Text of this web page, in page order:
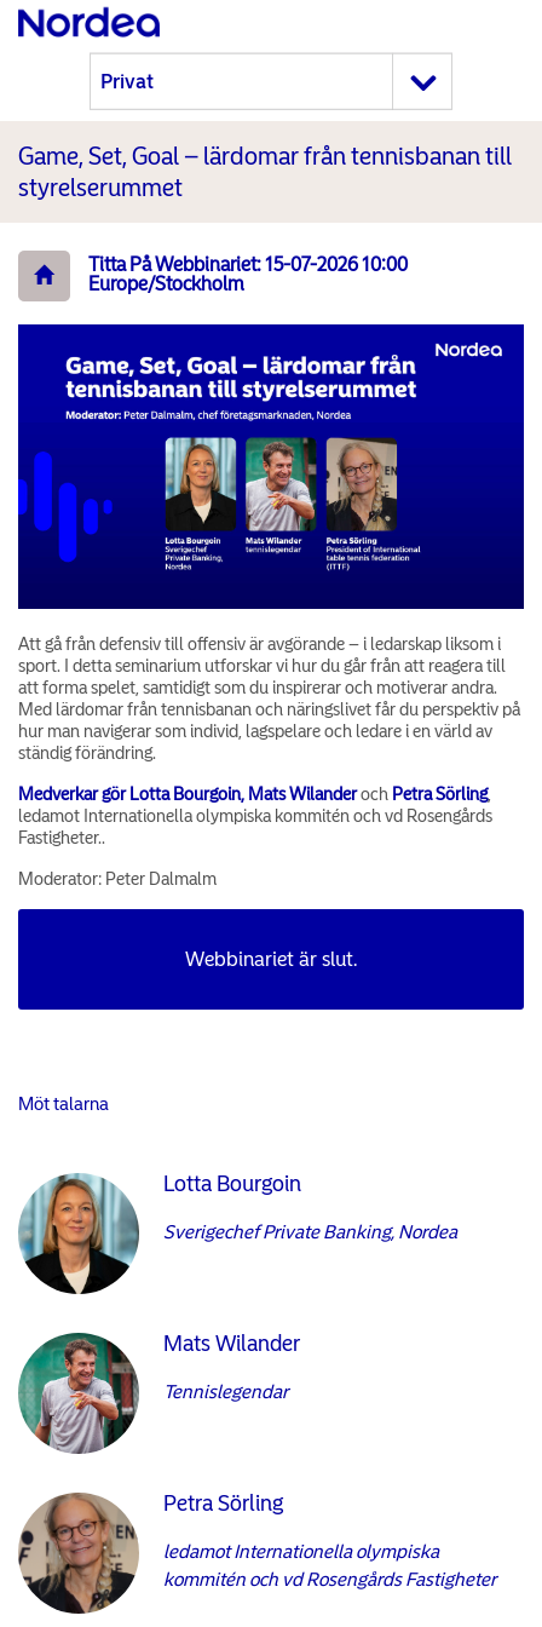
Game, Set, Goal – lärdomar från tennisbanan till
styrelserummet
Titta På Webbinariet: 15-07-2026 10:00
Europe/Stockholm
Att gå från defensiv till offensiv är avgörande – i ledarskap liksom i
sport. I detta seminarium utforskar vi hur du går från att reagera till
att forma spelet, samtidigt som du inspirerar och motiverar andra.
Med lärdomar från tennisbanan och näringslivet får du perspektiv på
hur man navigerar som individ, lagspelare och ledare i en värld av
ständig förändring.
Medverkar gör Lotta Bourgoin, Mats Wilanderoch Petra Sörling,
ledamot Internationella olympiska kommitén och vd Rosengårds
Fastigheter..
Moderator: Peter Dalmalm
Webbinariet är slut.
Möt talarna
Lotta Bourgoin
Sverigechef Private Banking, Nordea
Mats Wilander
Tennislegendar
Petra Sörling
ledamot Internationella olympiska
kommitén och vd Rosengårds Fastigheter